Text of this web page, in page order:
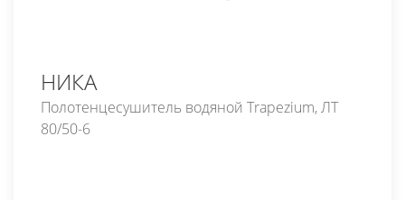
НИКА
Полотенцесушитель водяной Trapezium, ЛТ
80/50-6